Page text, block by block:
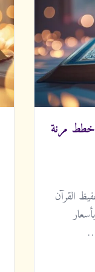
| خطط مرنة
القرآن